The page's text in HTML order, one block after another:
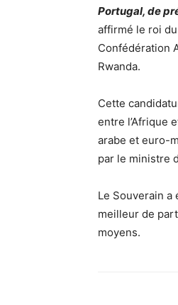
Portugal, de
affirmé le roi du
Confédération
Rwanda.
Cette
entre l’Afrique
arabe et euro-
par le ministre
Le Souverain
meilleur de
moyens.